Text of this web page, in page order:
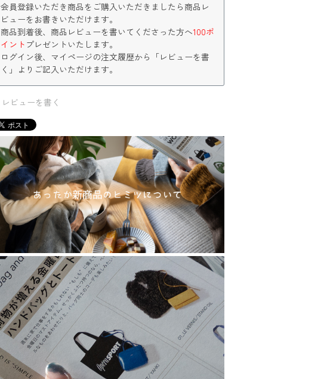
会員登録いただき商品をご購入いただきましたら商品レ
ビューをお書きいただけます。
商品到着後、商品レビューを書いてくださった方へ100ポ
イント プレゼントいたします。
ログイン後、マイページの注文履歴から「レビューを書
く」よりご記入いただけます。
レビューを書く